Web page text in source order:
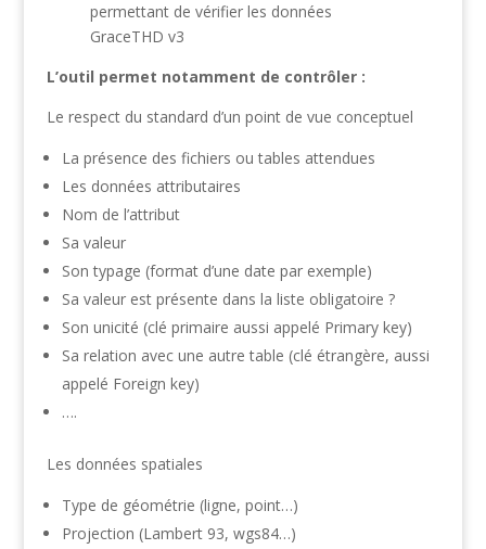
permettant de vérifier les données
GraceTHD v3
L’outil permet notamment de contrôler :
Le respect du standard d’un point de vue conceptuel
La présence des fichiers ou tables attendues
Les données attributaires
Nom de l’attribut
Sa valeur
Son typage (format d’une date par exemple)
Sa valeur est présente dans la liste obligatoire ?
Son unicité (clé primaire aussi appelé Primary key)
Sa relation avec une autre table (clé étrangère, aussi
appelé Foreign key)
….
Les données spatiales
Type de géométrie (ligne, point…)
Projection (Lambert 93, wgs84…)